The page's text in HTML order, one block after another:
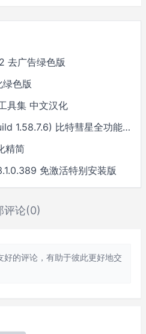
去广告绿色版
色版
具集 中文汉化
比特彗星全功能解锁豪华版
精简
免激活特别安装版
评论(0)
好的评论，有助于彼此更好地交